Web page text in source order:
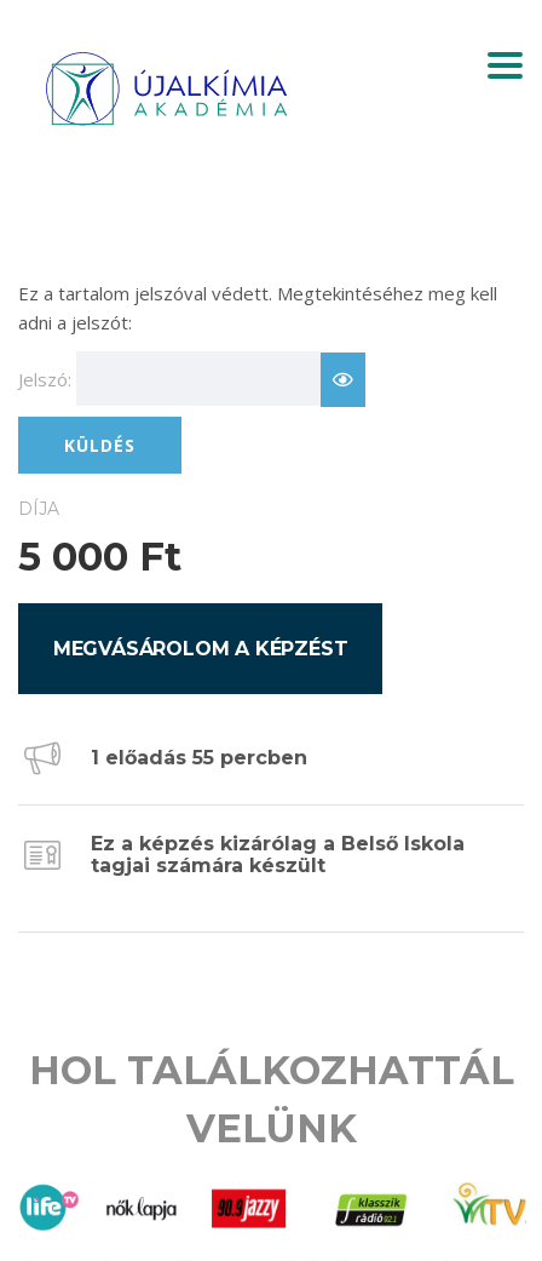
Ez a tartalom jelszóval védett. Megtekintéséhez meg kell
adni a jelszót:
Jelszó:
DÍJA
5 000 Ft
MEGVÁSÁROLOM A KÉPZÉST
1 előadás 55 percben
Ez a képzés kizárólag a Belső Iskola
tagjai számára készült
HOL TALÁLKOZHATTÁL
VELÜNK